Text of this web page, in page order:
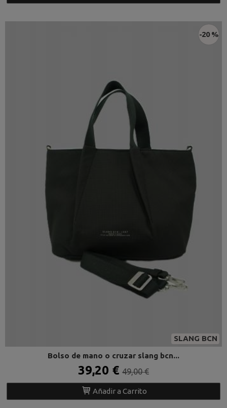
SLANG BCN
-20 %
Bolso de mano o cruzar slang bcn...
39,20 € 49,00 €
Añadir a Carrito